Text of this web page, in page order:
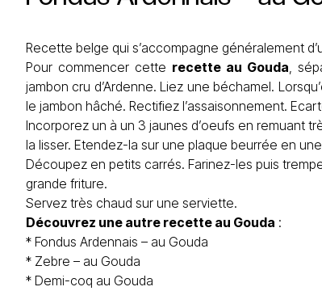
Recette belge qui s’accompagne généralement
Pour commencer cette recette au Gouda,
jambon cru d’Ardenne. Liez une béchamel.
le jambon hâché. Rectifiez l’assaisonnement.
Incorporez un à un 3 jaunes d’oeufs en remuant
la lisser. Etendez-la sur une plaque beurrée en
Découpez en petits carrés. Farinez-les puis
grande friture.
Servez très chaud sur une serviette.
Découvrez une autre recette au Gouda :
* Fondus Ardennais – au Gouda
* Zebre – au Gouda
* Demi-coq au Gouda